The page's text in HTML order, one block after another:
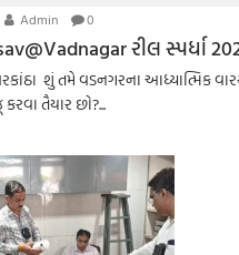
Admin 0
રીલ સ્પર્ધા
શું તમે વડનગરના આધ્યાત્મિક
તૈયાર છો?...